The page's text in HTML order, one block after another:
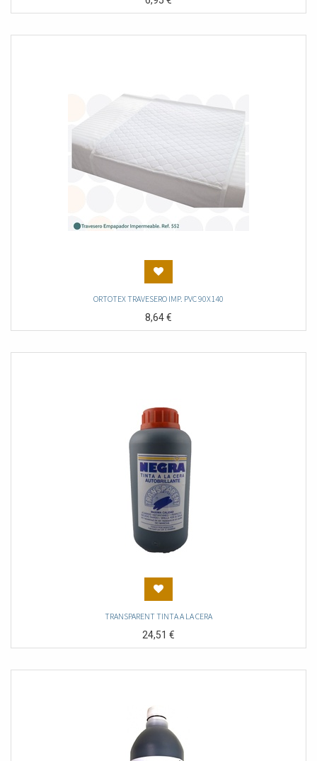
ORTOTEX TRAVESERO IMP. PVC 90X140
8,64€
TRANSPARENT TINTA A LA CERA
24,51 €